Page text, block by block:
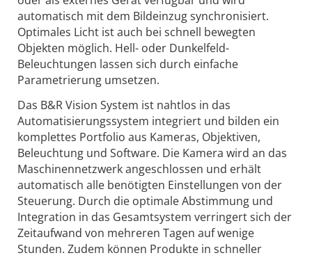
automatisch mit dem Bildeinzug synchronisiert.
Optimales Licht ist auch bei schnell bewegten
Objekten möglich. Hell- oder Dunkelfeld-
Beleuchtungen lassen sich durch einfache
Parametrierung umsetzen.
Das B&R Vision System ist nahtlos in das
Automatisierungssystem integriert und bilden ein
komplettes Portfolio aus Kameras, Objektiven,
Beleuchtung und Software. Die Kamera wird an das
Maschinennetzwerk angeschlossen und erhält
automatisch alle benötigten Einstellungen von der
Steuerung. Durch die optimale Abstimmung und
Integration in das Gesamtsystem verringert sich der
Zeitaufwand von mehreren Tagen auf wenige
Stunden. Zudem können Produkte in schneller